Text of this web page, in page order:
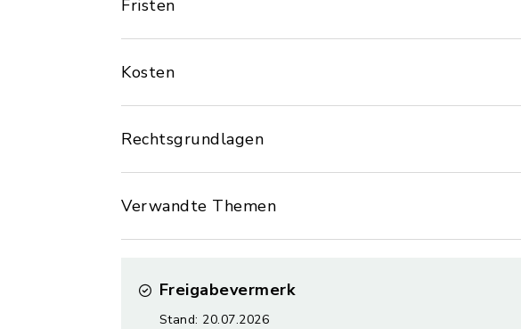
Fristen
Kosten
Rechtsgrundlagen
Verwandte Themen
Freigabevermerk
Stand: 20.07.2026